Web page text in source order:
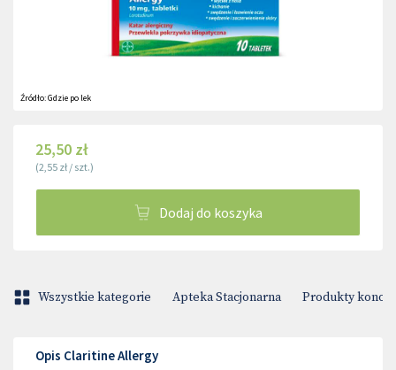
Źródło:Gdzie po lek
25,50 zł
(2,55 zł / szt.)
Dodaj do koszyka
Wszystkie kategorie Apteka Stacjonarna Produkty
Opis Claritine Allergy